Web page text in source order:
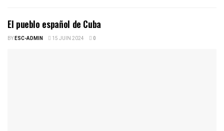
El pueblo español de Cuba
BYESC-ADMIN 15 JUIN 2024 0